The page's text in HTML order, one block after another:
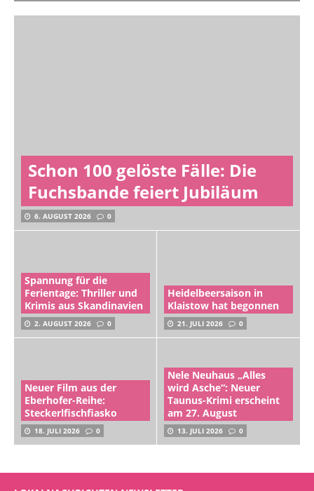
Schon 100 gelöste Fälle: Die
Fuchsbande feiert Jubiläum
6. AUGUST 2026 0
Spannung für die
Ferientage: Thriller und
Krimis aus Skandinavien
2. AUGUST 2026 0
Heidelbeersaison in
Klaistow hat begonnen
21. JULI 2026 0
Neuer Film aus der
Eberhofer-Reihe:
Steckerlfischfiasko
18. JULI 2026 0
Nele Neuhaus „Alles
wird Asche“: Neuer
Taunus-Krimi erscheint
am 27. August
13. JULI 2026 0